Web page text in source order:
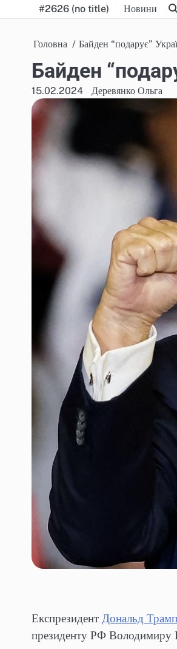
to
#2626 (no title) Новини
Головна Байден “подарує”
Байден
15.02.2024 Деревянко Ольга
Експрезидент Дональд Трамп
президенту РФ Володимиру